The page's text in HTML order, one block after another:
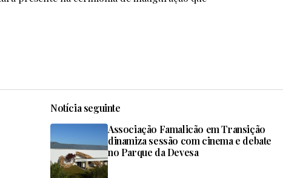
Notícia seguinte
Associação Famalicão em Transição
dinamiza sessão com cinema e debate
no Parque da Devesa